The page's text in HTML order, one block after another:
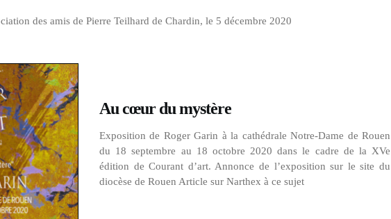
des amis de Pierre Teilhard de Chardin, le 5 décembre 2020
Au cœur du mystère
Exposition de Roger Garin à la cathédrale Notre-Dame de Rouen
du 18 septembre au 18 octobre 2020 dans le cadre de la XVe
édition de Courant d’art. Annonce de l’exposition sur le site du
diocèse de Rouen Article sur Narthex à ce sujet